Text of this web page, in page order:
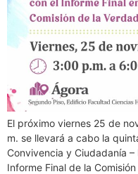
El próximo viernes 25 de
m. se llevará a cabo la
Convivencia y Ciudadanía
Informe Final de la